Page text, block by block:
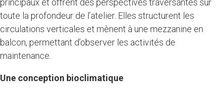
principaux et offrent des perspectives traversantes sur
toute la profondeur de l’atelier. Elles structurent les
circulations verticales et mènent à une mezzanine en
balcon, permettant d’observer les activités de
maintenance.
Une conception bioclimatique